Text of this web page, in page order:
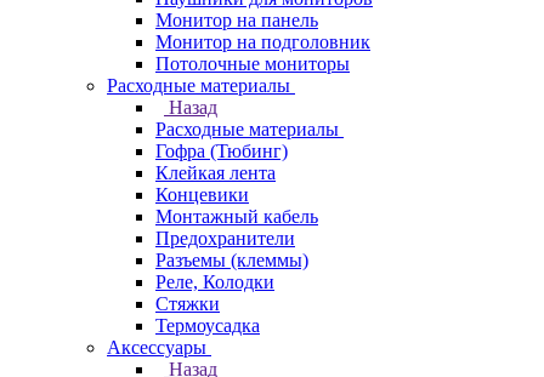
Монитор на панель
Монитор на подголовник
Потолочные мониторы
Расходные материалы
Назад
Расходные материалы
Гофра (Тюбинг)
Клейкая лента
Концевики
Монтажный кабель
Предохранители
Разъемы (клеммы)
Реле, Колодки
Стяжки
Термоусадка
Аксессуары
Назад